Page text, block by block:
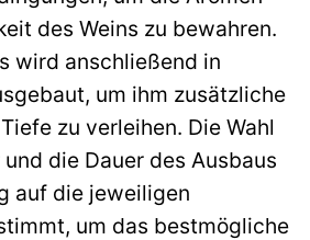
des Weins zu bewahren.
wird anschließend in
um ihm zusätzliche
zu verleihen. Die Wahl
die Dauer des Ausbaus
auf die jeweiligen
um das bestmögliche